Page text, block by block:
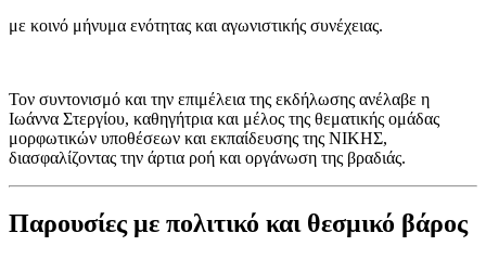
με κοινό μήνυμα ενότητας και αγωνιστικής συνέχειας.
Τον συντονισμό και την επιμέλεια της εκδήλωσης ανέλαβε η
Ιωάννα Στεργίου, καθηγήτρια και μέλος της θεματικής ομάδας
μορφωτικών υποθέσεων και εκπαίδευσης της ΝΙΚΗΣ,
διασφαλίζοντας την άρτια ροή και οργάνωση της βραδιάς.
Παρουσίες με πολιτικό και θεσμικό βάρος